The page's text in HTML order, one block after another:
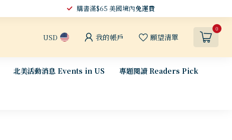
購書滿$65 美國境內免運費
USD 我的帳戶 願望清單
0
北美活動消息 Events in US 專題閱讀 Readers Pick